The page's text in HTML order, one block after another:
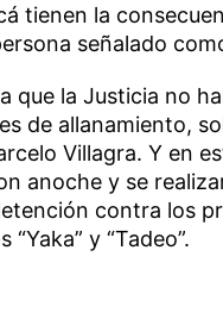
tienen la
señalado
que la Justicia no
de allanamiento,
Villagra. Y en
anoche y se
contra los
y “Tadeo”.